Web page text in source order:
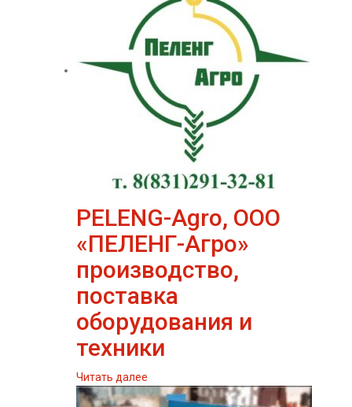
PELENG-Agro, ООО
«ПЕЛЕНГ-Агро»
производство,
поставка
оборудования и
техники
Читать далее